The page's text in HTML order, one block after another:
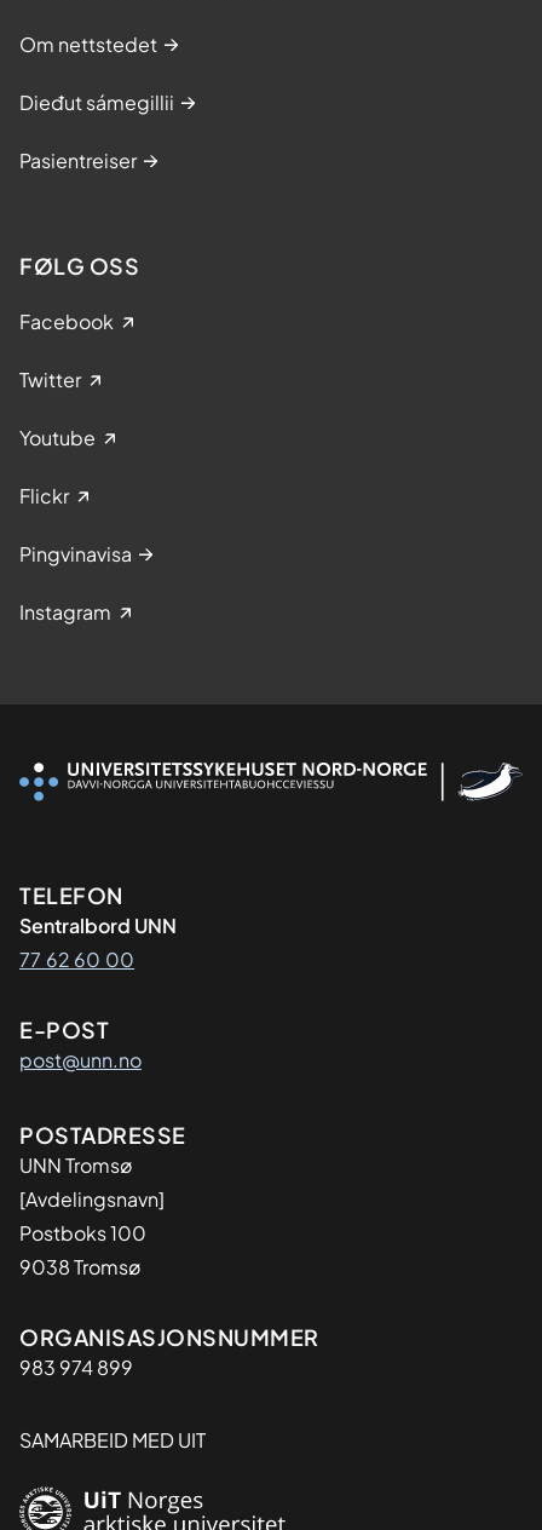
Om nettstedet
Dieđut sámegillii
Pasientreiser
FØLG OSS
Facebook
Twitter
Youtube
Flickr
Pingvinavisa
Instagram
Kontaktinformasjon
TELEFON
Sentralbord UNN
77 62 60 00
E-POST
post@unn.no
Adresse
POSTADRESSE
UNN Tromsø
[Avdelingsnavn]
Postboks 100
9038 Tromsø
Organisasjon
ORGANISASJONSNUMMER
983 974 899
SAMARBEID MED UIT